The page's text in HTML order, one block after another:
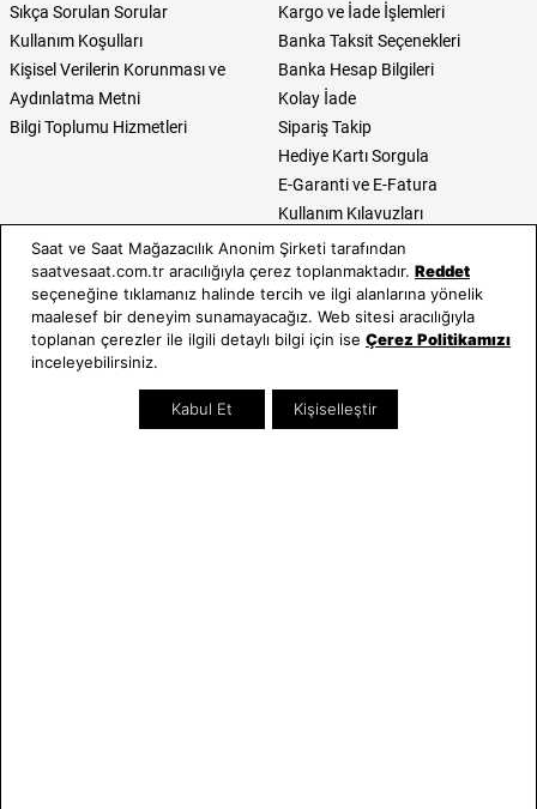
Sıkça Sorulan Sorular
Kullanım Koşulları
Kişisel Verilerin Korunması ve
Aydınlatma Metni
Bilgi Toplumu Hizmetleri
Kargo ve İade İşlemleri
Banka Taksit Seçenekleri
Banka Hesap Bilgileri
Kolay İade
Sipariş Takip
Hediye Kartı Sorgula
E-Garanti ve E-Fatura
Kullanım Kılavuzları
Saat ve Saat
Hakkımızda
Neden Saat ve Saat
Mağazalar
Mağazada Teknik Servis
Kategoriler
Erkek Saat
Kadın Saat
Takı & Aksesuar
Kampanyalar
Saat ve Saat Mağazacılık Anonim Şirketi tarafından
saatvesaat.com.tr aracılığıyla çerez toplanmaktadır. Reddet
seçeneğine tıklamanız halinde tercih ve ilgi alanlarına yönelik
maalesef bir deneyim sunamayacağız. Web sitesi aracılığıyla
toplanan çerezler ile ilgili detaylı bilgi için ise Çerez Politikamızı
inceleyebilirsiniz.
Kabul Et Kişiselleştir